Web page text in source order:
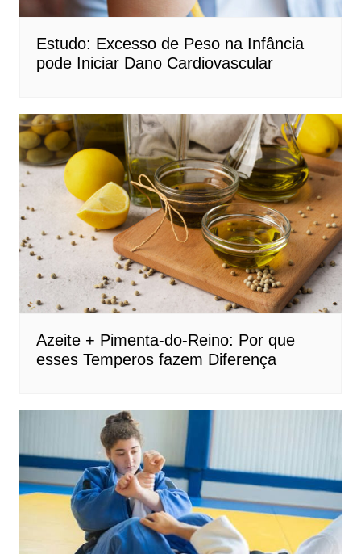
Estudo: Excesso de Peso na Infância
pode Iniciar Dano Cardiovascular
Azeite + Pimenta-do-Reino: Por que
esses Temperos fazem Diferença